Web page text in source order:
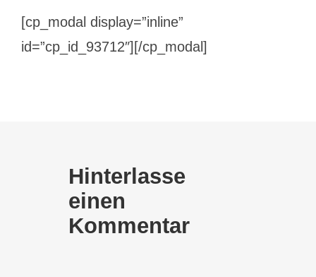
[cp_modal display=”inline”
id=”cp_id_93712″][/cp_modal]
Hinterlasse
einen
Kommentar